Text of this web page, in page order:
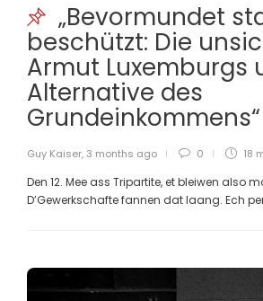
„Bevormundet
beschützt: Die
Armut Luxemburgs
Alternative des
Grundeinkommens“
Guy Kaiser, 3 months ago 0 18
Den 12. Mee ass Tripartite, et bleiwen also
D’Gewerkschafte fannen dat laang. Ech